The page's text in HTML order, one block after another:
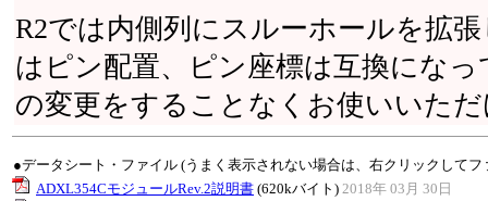
R2では内側列にスルーホールを拡
はピン配置、ピン座標は互換にな
の変更をすることなくお使いいた
●データシート・ファイル (うまく表示されない場合は、右クリックして
ADXL354CモジュールRev.2説明書 (620kバイト) 2018年 03月 30日